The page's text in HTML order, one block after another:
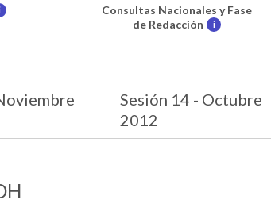
Consultas Nacionales y Fase
de Redacción
i
Sesión 14 - Octubre
2012